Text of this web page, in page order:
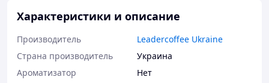
Характеристики и описание
Производитель
Leadercoffee Ukraine
Страна производитель
Украина
Ароматизатор
Нет